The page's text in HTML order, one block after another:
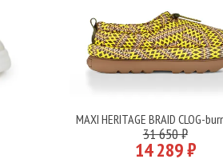
Подробнее
MAXI HERITAGE BRAID CLOG-
31 650 ₽
14 289 ₽